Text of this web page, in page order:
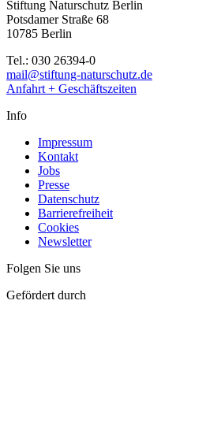
Stiftung Naturschutz Berlin
Potsdamer Straße 68
10785 Berlin
Tel.: 030 26394-0
mail@stiftung-naturschutz.de
Anfahrt + Geschäftszeiten
Info
Impressum
Kontakt
Jobs
Presse
Datenschutz
Barrierefreiheit
Cookies
Newsletter
Folgen Sie uns
Gefördert durch